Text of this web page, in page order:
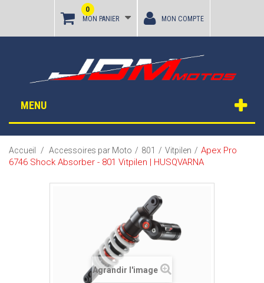
MON PANIER
0
MON COMPTE
MENU
Accueil / Accessoires par Moto / 801 / Vitpilen / Apex Pro
6746 Shock Absorber - 801 Vitpilen | HUSQVARNA
Agrandir l'image